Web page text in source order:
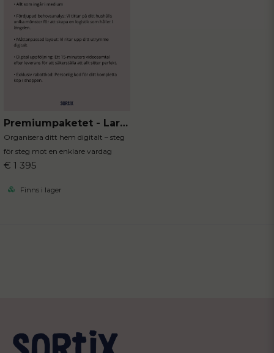
Premiumpaketet - Large
Organisera ditt hem digitalt – steg
för steg mot en enklare vardag
€ 1 395
Finns i lager